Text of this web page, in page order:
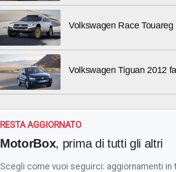
Volkswagen Race Touareg
Volkswagen Tiguan 2012
RESTA AGGIORNATO
MotorBox, prima di tutti gli altri
Scegli come vuoi seguirci: aggiornamenti in